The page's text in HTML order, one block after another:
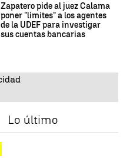
Zapatero pide al juez Calama
poner "límites" a los agentes
de la UDEF para investigar
sus cuentas bancarias
Lo último